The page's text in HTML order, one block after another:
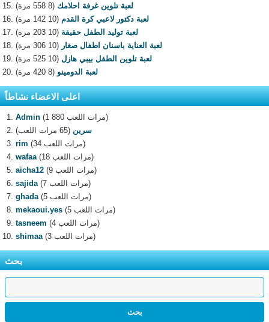
لعبة تلوين غرفة احلامك (8 558 مرة)
لعبة دكتور لاعبي كرة القدم (10 142 مرة)
لعبة توليد الطفل حقيقة (10 203 مرة)
لعبة العناية باسنان اطفال صغار (10 306 مرة)
لعبة تلوين الطفل بيبي هازل (10 525 مرة)
لعبة الدومينو (8 420 مرة)
اعلى الاعضاء نشاطاً
Admin
(1 880 مرات اللعب)
سرين (65 مرات اللعب)
rim
(34 مرات اللعب)
wafaa
(18 مرات اللعب)
aicha12
(9 مرات اللعب)
sajida
(7 مرات اللعب)
ghada
(5 مرات اللعب)
mekaoui.yes
(5 مرات اللعب)
tasneem
(4 مرات اللعب)
shimaa
(3 مرات اللعب)
بحث